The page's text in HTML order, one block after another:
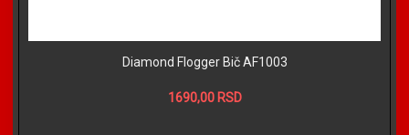
Diamond Flogger Bič AF1003
1690,00 RSD